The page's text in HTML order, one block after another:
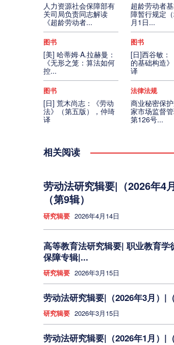
人力资源社会保障部有
关司局负责同志解读
《超龄劳动者...
超龄劳动者
障暂行规定
月1日...
图书
[美] 哈蒂姆·A.拉赫曼：
《无形之笼：算法如何
控...
图书
[日]西谷敏：
的基础构造
译
图书
[日] 荒木尚志：《劳动
法》（第五版），仲琦
译
法律法规
商业秘密保
家市场监督
第126号...
相关阅读
劳动法研究辑要|（2026年4
（第9辑）
研究辑要 2026年4月14日
高等教育法研究辑要| 职业教育学
保障专辑|...
研究辑要 2026年3月15日
劳动法研究辑要|（2026年3月）|（
研究辑要 2026年3月15日
劳动法研究辑要|（2026年1月）|（